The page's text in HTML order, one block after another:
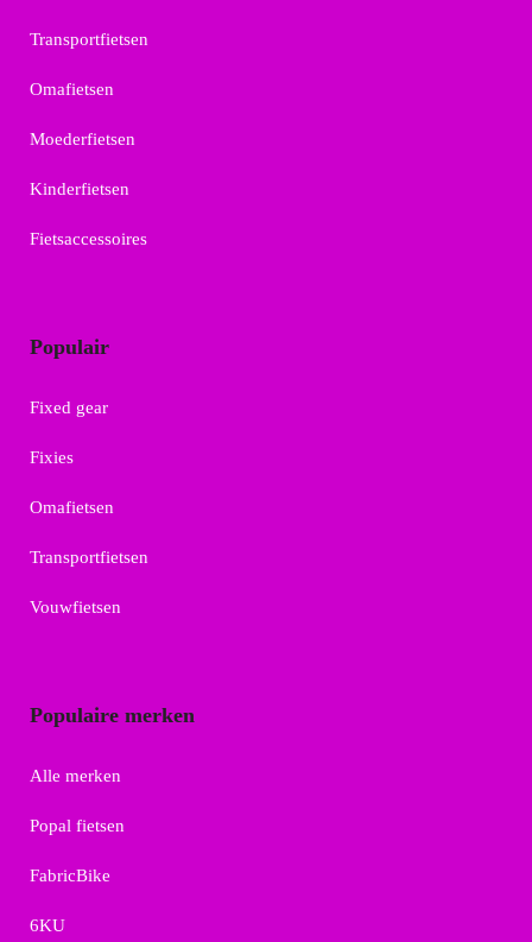
Transportfietsen
Omafietsen
Moederfietsen
Kinderfietsen
Fietsaccessoires
Populair
Fixed gear
Fixies
Omafietsen
Transportfietsen
Vouwfietsen
Populaire merken
Alle merken
Popal fietsen
FabricBike
6KU